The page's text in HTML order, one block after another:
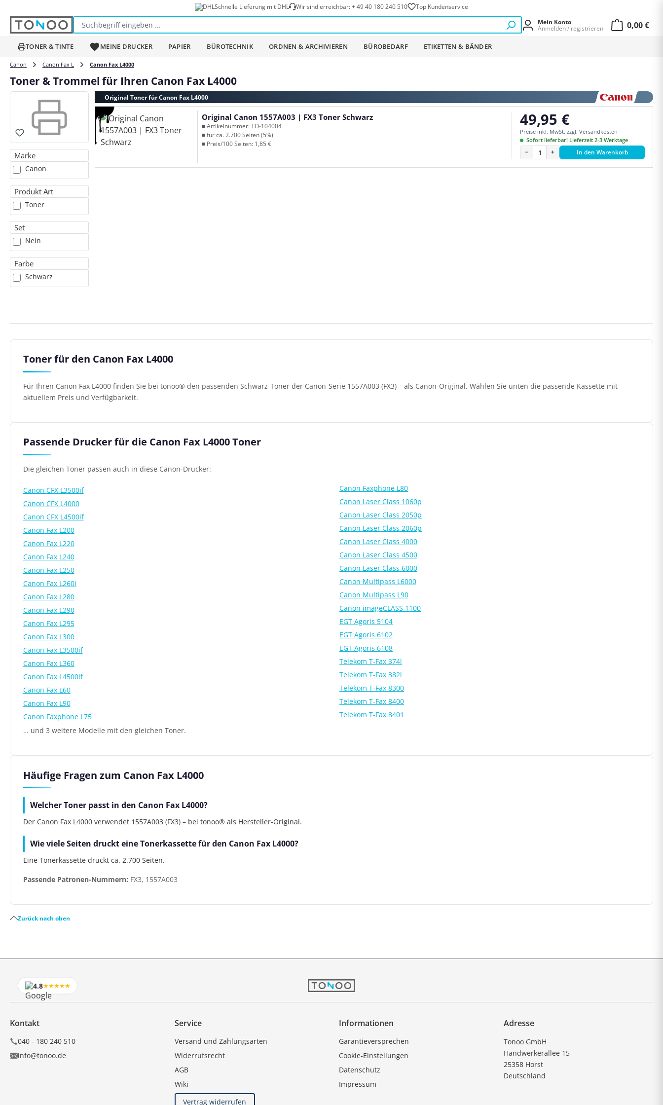
Schnelle Lieferung mit DHL Wir sind erreichbar:+ 49 40 180 240 510 Top Kundenservice
Mein Konto
Anmelden / registrieren
0,00 €
TONER & TINTE MEINE DRUCKER PAPIER BÜROTECHNIK ORDNEN & ARCHIVIEREN BÜROBEDARF ETIKETTEN & BÄNDER
Canon Canon Fax L Canon Fax L4000
Toner & Trommel für Ihren Canon Fax L4000
Marke
Canon
Produkt Art
Toner
Set
Nein
Farbe
Schwarz
Original Toner für Canon Fax L4000
Original Canon 1557A003 | FX3 Toner Schwarz
■ Artikelnummer: TO-104004
■ für ca. 2.700 Seiten (5%)
■ Preis/100 Seiten: 1,85 €
Regulärer Preis:
49,95 €
Preise inkl. MwSt. zzgl. Versandkosten
Sofort lieferbar! Lieferzeit 2-3 Werktage
− + In den Warenkorb
Toner für den Canon Fax L4000
Für Ihren Canon Fax L4000 finden Sie bei tonoo® den passenden Schwarz-Toner der Canon-Serie 1557A003 (FX3) – als Canon-Original. Wählen Sie unten die passende Kassette mit
aktuellem Preis und Verfügbarkeit.
Passende Drucker für die Canon Fax L4000 Toner
Die gleichen Toner passen auch in diese Canon-Drucker:
Canon CFX L3500if
Canon CFX L4000
Canon CFX L4500if
Canon Fax L200
Canon Fax L220
Canon Fax L240
Canon Fax L250
Canon Fax L260i
Canon Fax L280
Canon Fax L290
Canon Fax L295
Canon Fax L300
Canon Fax L3500if
Canon Fax L360
Canon Fax L4500if
Canon Fax L60
Canon Fax L90
Canon Faxphone L75
Canon Faxphone L80
Canon Laser Class 1060p
Canon Laser Class 2050p
Canon Laser Class 2060p
Canon Laser Class 4000
Canon Laser Class 4500
Canon Laser Class 6000
Canon Multipass L6000
Canon Multipass L90
Canon imageCLASS 1100
EGT Agoris 5104
EGT Agoris 6102
EGT Agoris 6108
Telekom T-Fax 374l
Telekom T-Fax 382l
Telekom T-Fax 8300
Telekom T-Fax 8400
Telekom T-Fax 8401
… und 3 weitere Modelle mit den gleichen Toner.
Häufige Fragen zum Canon Fax L4000
Welcher Toner passt in den Canon Fax L4000?
Der Canon Fax L4000 verwendet 1557A003 (FX3) – bei tonoo® als Hersteller-Original.
Wie viele Seiten druckt eine Tonerkassette für den Canon Fax L4000?
Eine Tonerkassette druckt ca. 2.700 Seiten.
Passende Patronen-Nummern: FX3, 1557A003
Zurück nach oben
4.8★★★★★
Kontakt
040 - 180 240 510
info@tonoo.de
Service
Versand und Zahlungsarten
Widerrufsrecht
AGB
Wiki
Vertrag widerrufen
Informationen
Garantieversprechen
Cookie-Einstellungen
Datenschutz
Impressum
Adresse
Tonoo GmbH
Handwerkerallee 15
25358 Horst
Deutschland